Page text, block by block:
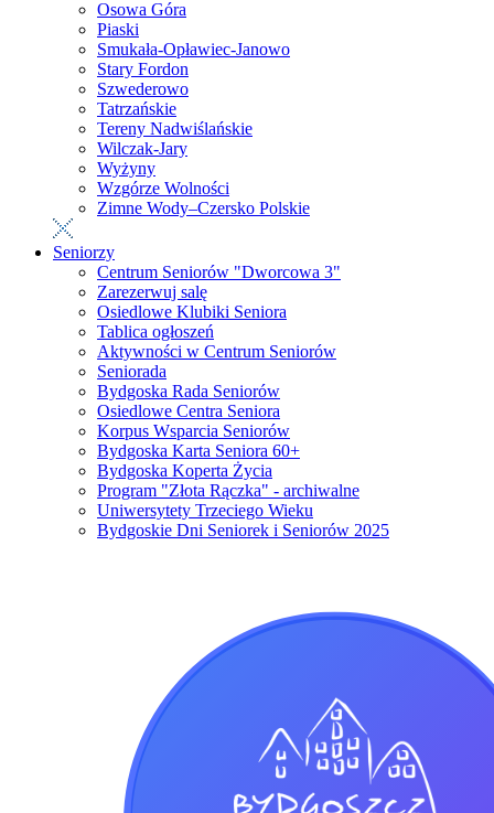
Osowa Góra
Piaski
Smukała-Opławiec-Janowo
Stary Fordon
Szwederowo
Tatrzańskie
Tereny Nadwiślańskie
Wilczak-Jary
Wyżyny
Wzgórze Wolności
Zimne Wody–Czersko Polskie
Seniorzy
Centrum Seniorów "Dworcowa 3"
Zarezerwuj salę
Osiedlowe Klubiki Seniora
Tablica ogłoszeń
Aktywności w Centrum Seniorów
Seniorada
Bydgoska Rada Seniorów
Osiedlowe Centra Seniora
Korpus Wsparcia Seniorów
Bydgoska Karta Seniora 60+
Bydgoska Koperta Życia
Program "Złota Rączka" - archiwalne
Uniwersytety Trzeciego Wieku
Bydgoskie Dni Seniorek i Seniorów 2025